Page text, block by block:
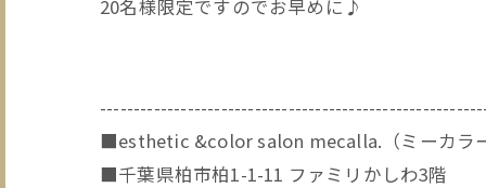
20名様限定ですのでお早めに♪
■esthetic &color salon mecalla.（ミーカラー
■千葉県柏市柏1-1-11 ファミリかしわ3階